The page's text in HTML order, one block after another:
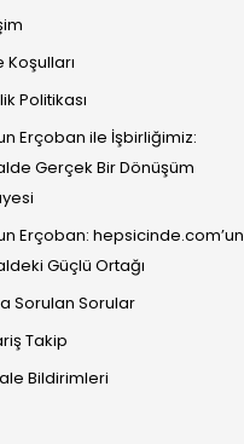
Koşulları
Politikası
Erçoban ile İşbirliğimiz:
Gerçek Bir Dönüşüm
Erçoban: hepsicinde.com’un
Güçlü Ortağı
Sorulan Sorular
Takip
Bildirimleri